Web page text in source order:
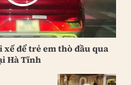
để trẻ em thò đầu qua
Hà Tĩnh